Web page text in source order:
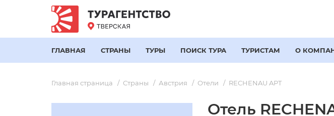
ГЛАВНАЯ СТРАНЫ ТУРЫ ПОИСК ТУРА ТУРИСТАМ О
Главная страница Страны Австрия Отели RECHENAU APT
Отель